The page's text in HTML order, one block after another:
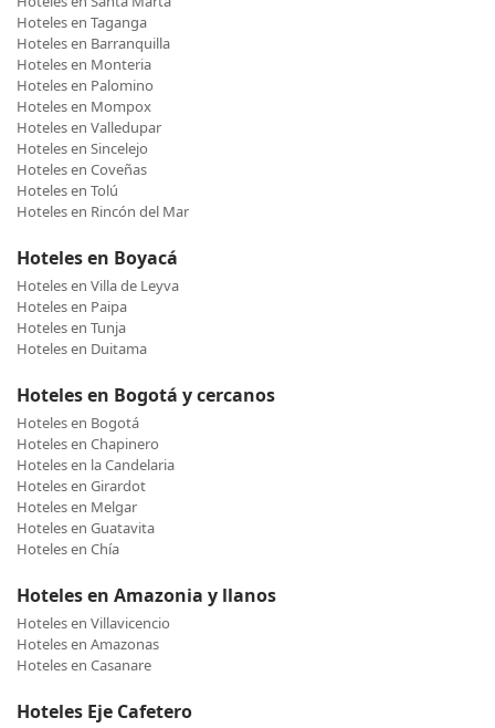
Hoteles en Taganga
Hoteles en Barranquilla
Hoteles en Monteria
Hoteles en Palomino
Hoteles en Mompox
Hoteles en Valledupar
Hoteles en Sincelejo
Hoteles en Coveñas
Hoteles en Tolú
Hoteles en Rincón del Mar
Hoteles en Boyacá
Hoteles en Villa de Leyva
Hoteles en Paipa
Hoteles en Tunja
Hoteles en Duitama
Hoteles en Bogotá y cercanos
Hoteles en Bogotá
Hoteles en Chapinero
Hoteles en la Candelaria
Hoteles en Girardot
Hoteles en Melgar
Hoteles en Guatavita
Hoteles en Chía
Hoteles en Amazonia y llanos
Hoteles en Villavicencio
Hoteles en Amazonas
Hoteles en Casanare
Hoteles Eje Cafetero